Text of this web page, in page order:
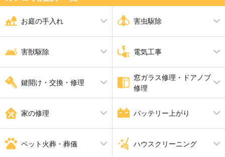
お庭の手入れ
剪定
伐採
シャッター修理
アスファルト工事
ブロック工事・コンクリート工
害虫駆除
シロアリ駆除
ダニ・ノミ・トコジラミ駆除
ゴキブリ駆除
害獣駆除
アライグマ・イタチ・ハクビシ
ハト駆除
電気工事
アンテナ工事
漏電修理
換気扇・レンジフード工事
照明工事
LAN配線工事
鍵開け・交換・修理
鍵開け・交換・修理
合い鍵製作
窓ガラス修理・ドアノブ
修理
ガラス修理・交換 ドアノブ修理
家の修理
水漏れ修理・トイレつまり工事
雨漏り修理
バッテリー上がり
バッテリー上がり
ペット火葬・葬儀 ハウスクリーニング